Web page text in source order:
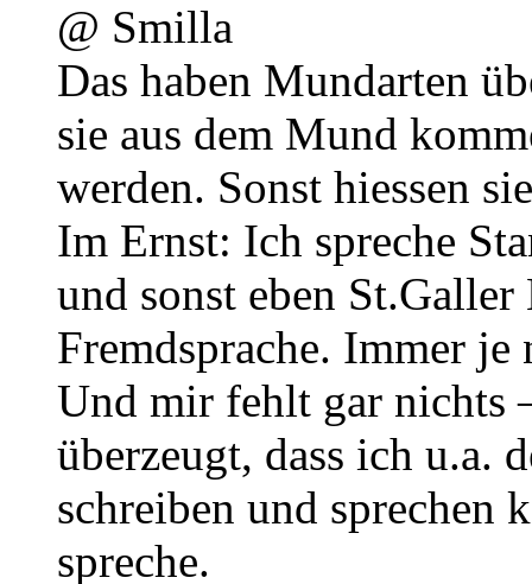
@ Smilla
Das haben Mundarten
sie aus dem Mund
werden. Sonst hiessen
Im Ernst: Ich spreche
und sonst eben
Fremdsprache. Immer je
Und mir fehlt gar nichts
überzeugt, dass ich u.a.
schreiben und sprechen
spreche.